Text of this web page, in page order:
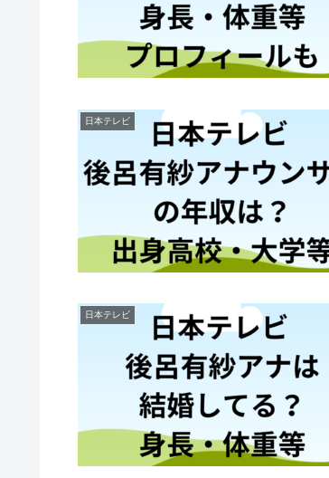
日本テレビ
日本テレビ